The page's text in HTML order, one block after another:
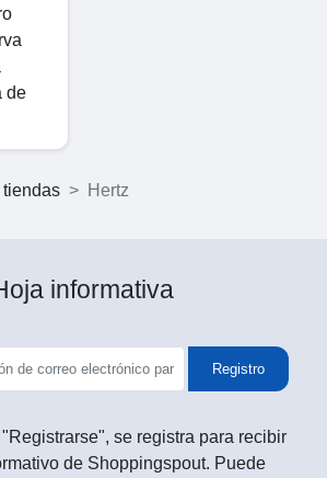
de
tiendas Hertz
informativa
Registro
se registra para recibir
de Shoppingspout. Puede